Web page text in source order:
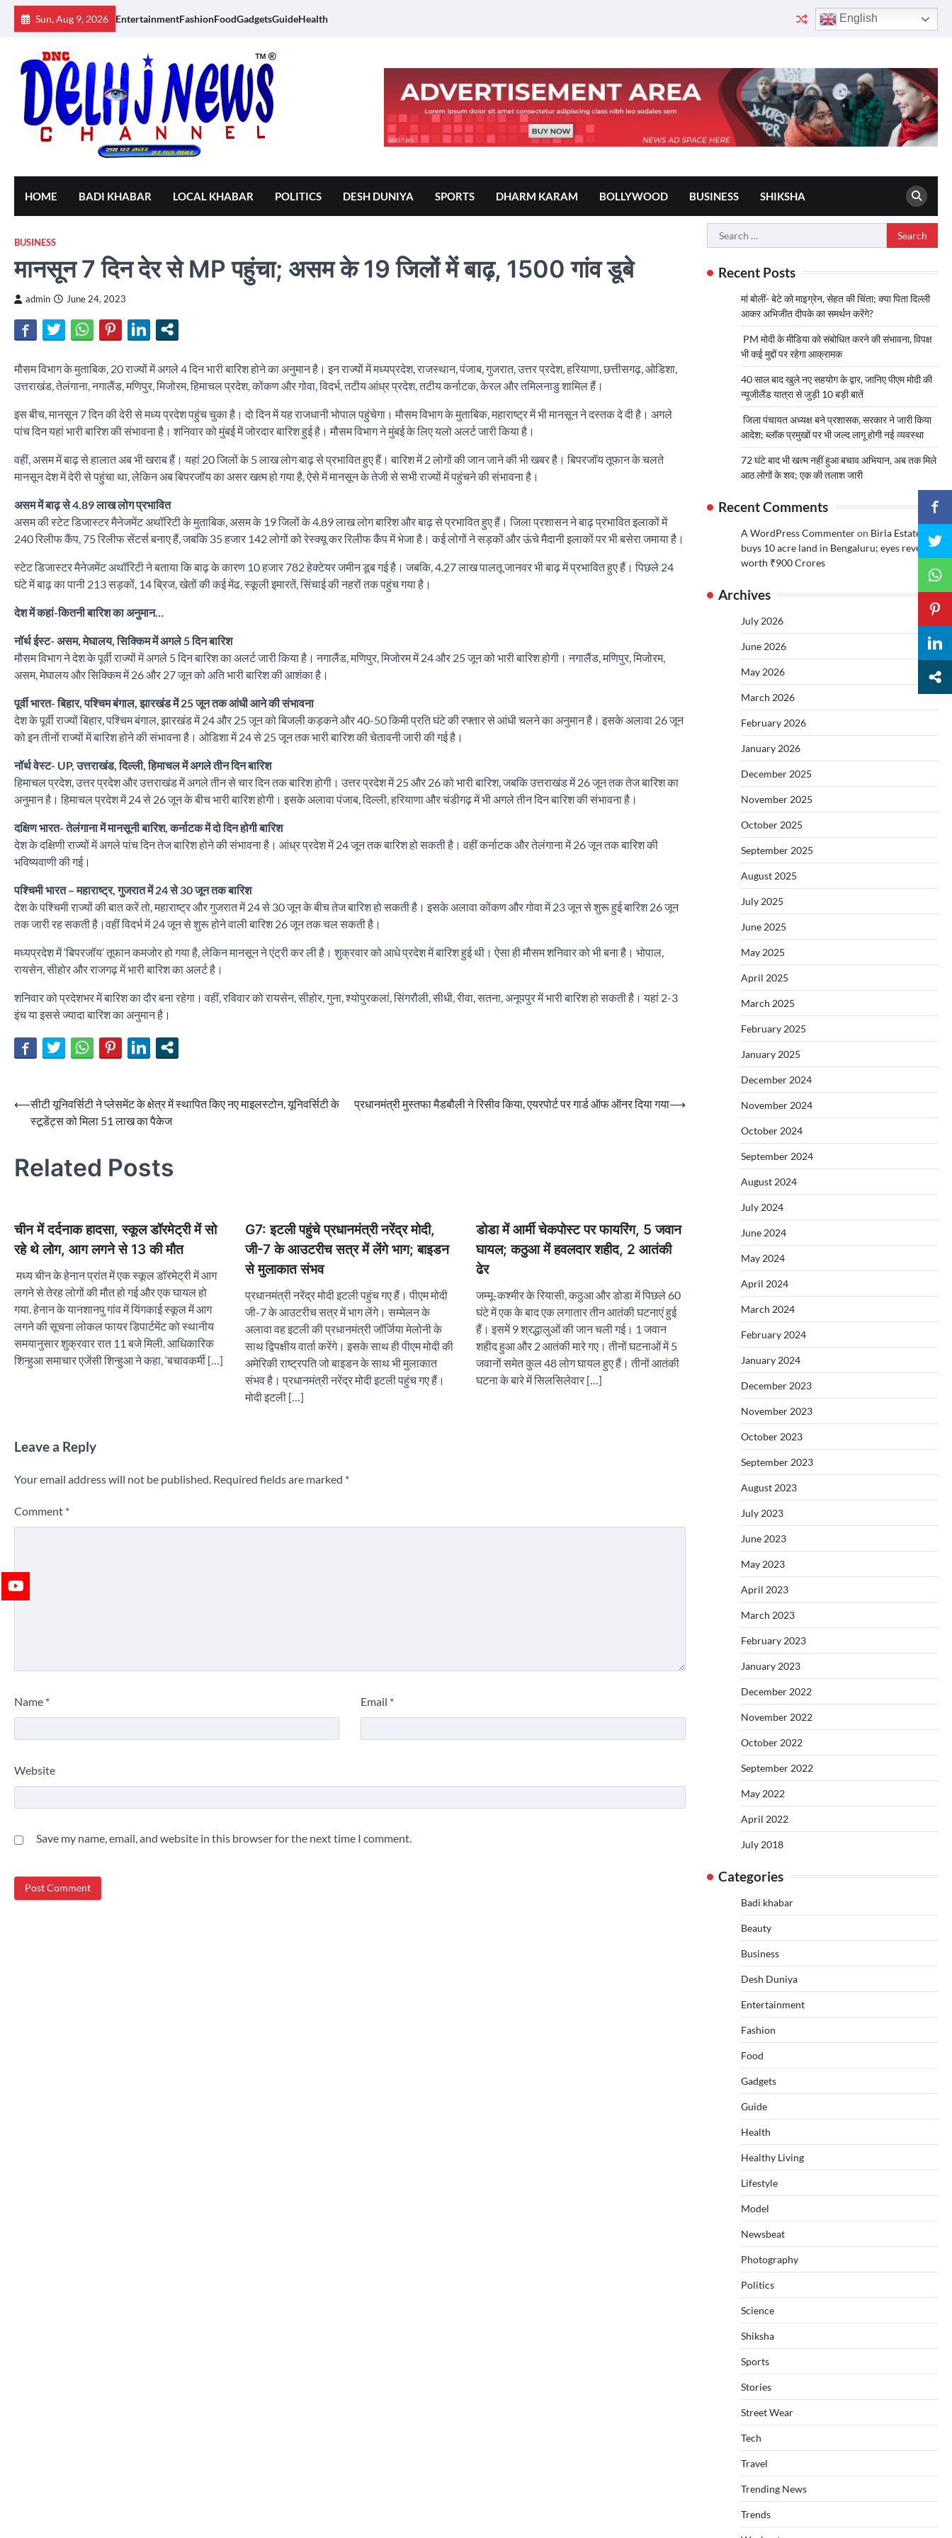
Skip
Sun, Aug 9, 2026 EntertainmentFashionFoodGadgetsGuideHealth English
HOME BADI KHABAR LOCAL KHABAR POLITICS DESH DUNIYA SPORTS DHARM KARAM BOLLYWOOD BUSINESS SHIKSHA
BUSINESS
मानसून 7 दिन देर से MP पहुंचा; असम के 19 जिलों में बाढ़, 1500 गांव डूबे
admin June 24, 2023
मौसम विभाग के मुताबिक, 20 राज्यों में अगले 4 दिन भारी बारिश होने का अनुमान है। इन राज्यों में मध्यप्रदेश, राजस्थान, पंजाब, गुजरात, उत्तर प्रदेश, हरियाणा, छत्तीसगढ़, ओडिशा,
उत्तराखंड, तेलंगाना, नगालैंड, मणिपुर, मिजोरम, हिमाचल प्रदेश, कोंकण और गोवा, विदर्भ, तटीय आंध्र प्रदेश, तटीय कर्नाटक, केरल और तमिलनाडु शामिल हैं।
इस बीच, मानसून 7 दिन की देरी से मध्य प्रदेश पहुंच चुका है। दो दिन में यह राजधानी भोपाल पहुंचेगा। मौसम विभाग के मुताबिक, महाराष्ट्र में भी मानसून ने दस्तक दे दी है। अगले
पांच दिन यहां भारी बारिश की संभावना है। शनिवार को मुंबई में जोरदार बारिश हुई है। मौसम विभाग ने मुंबई के लिए यलो अलर्ट जारी किया है।
वहीं, असम में बाढ़ से हालात अब भी खराब हैं। यहां 20 जिलों के 5 लाख लोग बाढ़ से प्रभावित हुए हैं। बारिश में 2 लोगों की जान जाने की भी खबर है। बिपरजॉय तूफान के चलते
मानसून देश में देरी से पहुंचा था, लेकिन अब बिपरजॉय का असर खत्म हो गया है, ऐसे में मानसून के तेजी से सभी राज्यों में पहुंचने की संभावना है।
असम में बाढ़ से 4.89 लाख लोग प्रभावित
असम की स्टेट डिजास्टर मैनेजमेंट अथॉरिटी के मुताबिक, असम के 19 जिलों के 4.89 लाख लोग बारिश और बाढ़ से प्रभावित हुए हैं। जिला प्रशासन ने बाढ़ प्रभावित इलाकों में
240 रिलीफ कैंप, 75 रिलीफ सेंटर्स बनाए हैं, जबकि 35 हजार 142 लोगों को रेस्क्यू कर रिलीफ कैंप में भेजा है। कई लोगों ने सड़कों और ऊंचे मैदानी इलाकों पर भी बसेरा जमाया है।
स्टेट डिजास्टर मैनेजमेंट अथॉरिटी ने बताया कि बाढ़ के कारण 10 हजार 782 हेक्टेयर जमीन डूब गई है। जबकि, 4.27 लाख पालतू जानवर भी बाढ़ में प्रभावित हुए हैं। पिछले 24
घंटे में बाढ़ का पानी 213 सड़कों, 14 ब्रिज, खेतों की कई मेंढ, स्कूली इमारतें, सिंचाई की नहरों तक पहुंच गया है।
देश में कहां-कितनी बारिश का अनुमान…
नॉर्थ ईस्ट- असम, मेघालय, सिक्किम में अगले 5 दिन बारिश
मौसम विभाग ने देश के पूर्वी राज्यों में अगले 5 दिन बारिश का अलर्ट जारी किया है। नगालैंड, मणिपुर, मिजोरम में 24 और 25 जून को भारी बारिश होगी। नगालैंड, मणिपुर, मिजोरम,
असम, मेघालय और सिक्किम में 26 और 27 जून को अति भारी बारिश की आशंका है।
पूर्वी भारत- बिहार, पश्चिम बंगाल, झारखंड में 25 जून तक आंधी आने की संभावना
देश के पूर्वी राज्यों बिहार, पश्चिम बंगाल, झारखंड में 24 और 25 जून को बिजली कड़कने और 40-50 किमी प्रति घंटे की रफ्तार से आंधी चलने का अनुमान है। इसके अलावा 26 जून
को इन तीनों राज्यों में बारिश होने की संभावना है। ओडिशा में 24 से 25 जून तक भारी बारिश की चेतावनी जारी की गई है।
नॉर्थ वेस्ट- UP, उत्तराखंड, दिल्ली, हिमाचल में अगले तीन दिन बारिश
हिमाचल प्रदेश, उत्तर प्रदेश और उत्तराखंड में अगले तीन से चार दिन तक बारिश होगी। उत्तर प्रदेश में 25 और 26 को भारी बारिश, जबकि उत्तराखंड में 26 जून तक तेज बारिश का
अनुमान है। हिमाचल प्रदेश में 24 से 26 जून के बीच भारी बारिश होगी। इसके अलावा पंजाब, दिल्ली, हरियाणा और चंडीगढ़ में भी अगले तीन दिन बारिश की संभावना है।
दक्षिण भारत- तेलंगाना में मानसूनी बारिश, कर्नाटक में दो दिन होगी बारिश
देश के दक्षिणी राज्यों में अगले पांच दिन तेज बारिश होने की संभावना है। आंध्र प्रदेश में 24 जून तक बारिश हो सकती है। वहीं कर्नाटक और तेलंगाना में 26 जून तक बारिश की
भविष्यवाणी की गई।
पश्चिमी भारत – महाराष्ट्र, गुजरात में 24 से 30 जून तक बारिश
देश के पश्चिमी राज्यों की बात करें तो, महाराष्ट्र और गुजरात में 24 से 30 जून के बीच तेज बारिश हो सकती है। इसके अलावा कोंकण और गोवा में 23 जून से शुरू हुई बारिश 26 जून
तक जारी रह सकती है।वहीं विदर्भ में 24 जून से शुरू होने वाली बारिश 26 जून तक चल सकती है।
मध्यप्रदेश में ‘बिपरजॉय’ तूफान कमजोर हो गया है, लेकिन मानसून ने एंट्री कर ली है। शुक्रवार को आधे प्रदेश में बारिश हुई थी। ऐसा ही मौसम शनिवार को भी बना है। भोपाल,
रायसेन, सीहोर और राजगढ़ में भारी बारिश का अलर्ट है।
शनिवार को प्रदेशभर में बारिश का दौर बना रहेगा। वहीं, रविवार को रायसेन, सीहोर, गुना, श्योपुरकलां, सिंगरौली, सीधी, रीवा, सतना, अनूपपुर में भारी बारिश हो सकती है। यहां 2-3
इंच या इससे ज्यादा बारिश का अनुमान है।
Post
navigation
⟵सीटी यूनिवर्सिटी ने प्लेसमेंट के क्षेत्र में स्थापित किए नए माइलस्टोन, यूनिवर्सिटी के
स्टूडेंट्स को मिला 51 लाख का पैकेज
प्रधानमंत्री मुस्तफा मैडबौली ने रिसीव किया, एयरपोर्ट पर गार्ड ऑफ ऑनर दिया गया⟶
Related Posts
चीन में दर्दनाक हादसा, स्कूल डॉरमेट्री में सो
रहे थे लोग, आग लगने से 13 की मौत
मध्य चीन के हेनान प्रांत में एक स्कूल डॉरमेट्री में आग
लगने से तेरह लोगों की मौत हो गई और एक घायल हो
गया. हेनान के यानशानपु गांव में यिंगकाई स्कूल में आग
लगने की सूचना लोकल फायर डिपार्टमेंट को स्थानीय
समयानुसार शुक्रवार रात 11 बजे मिली. आधिकारिक
शिन्हुआ समाचार एजेंसी शिन्हुआ ने कहा, ‘बचावकर्मी […]
G7: इटली पहुंचे प्रधानमंत्री नरेंद्र मोदी,
जी-7 के आउटरीच सत्र में लेंगे भाग; बाइडन
से मुलाकात संभव
प्रधानमंत्री नरेंद्र मोदी इटली पहुंच गए हैं। पीएम मोदी
जी-7 के आउटरीच सत्र में भाग लेंगे। सम्मेलन के
अलावा वह इटली की प्रधानमंत्री जॉर्जिया मेलोनी के
साथ द्विपक्षीय वार्ता करेंगे। इसके साथ ही पीएम मोदी की
अमेरिकी राष्ट्रपति जो बाइडन के साथ भी मुलाकात
संभव है। प्रधानमंत्री नरेंद्र मोदी इटली पहुंच गए हैं।
मोदी इटली […]
डोडा में आर्मी चेकपोस्ट पर फायरिंग, 5 जवान
घायल; कठुआ में हवलदार शहीद, 2 आतंकी
ढेर
जम्मू-कश्मीर के रियासी, कठुआ और डोडा में पिछले 60
घंटे में एक के बाद एक लगातार तीन आतंकी घटनाएं हुई
हैं। इसमें 9 श्रद्धालुओं की जान चली गई। 1 जवान
शहीद हुआ और 2 आतंकी मारे गए। तीनों घटनाओं में 5
जवानों समेत कुल 48 लोग घायल हुए हैं। तीनों आतंकी
घटना के बारे में सिलसिलेवार […]
Leave a Reply
Your email address will not be published. Required fields are marked *
Comment *
Name * Email *
Website
Save my name, email, and website in this browser for the next time I comment.
Search
for:
Recent Posts
मां बोलीं- बेटे को माइग्रेन, सेहत की चिंता; क्या पिता दिल्ली
आकर अभिजीत दीपके का समर्थन करेंगे?
PM मोदी के मीडिया को संबोधित करने की संभावना, विपक्ष
भी कई मुद्दों पर रहेगा आक्रामक
40 साल बाद खुले नए सहयोग के द्वार, जानिए पीएम मोदी की
न्यूजीलैंड यात्रा से जुड़ी 10 बड़ी बातें
जिला पंचायत अध्यक्ष बने प्रशासक, सरकार ने जारी किया
आदेश; ब्लॉक प्रमुखों पर भी जल्द लागू होगी नई व्यवस्था
72 घंटे बाद भी खत्म नहीं हुआ बचाव अभियान, अब तक मिले
आठ लोगों के शव; एक की तलाश जारी
Recent Comments
A WordPress Commenteron Birla Estates
buys 10 acre land in Bengaluru; eyes revenue
worth ₹900 Crores
Archives
July 2026
June 2026
May 2026
March 2026
February 2026
January 2026
December 2025
November 2025
October 2025
September 2025
August 2025
July 2025
June 2025
May 2025
April 2025
March 2025
February 2025
January 2025
December 2024
November 2024
October 2024
September 2024
August 2024
July 2024
June 2024
May 2024
April 2024
March 2024
February 2024
January 2024
December 2023
November 2023
October 2023
September 2023
August 2023
July 2023
June 2023
May 2023
April 2023
March 2023
February 2023
January 2023
December 2022
November 2022
October 2022
September 2022
May 2022
April 2022
July 2018
Categories
Badi khabar
Beauty
Business
Desh Duniya
Entertainment
Fashion
Food
Gadgets
Guide
Health
Healthy Living
Lifestyle
Model
Newsbeat
Photography
Politics
Science
Shiksha
Sports
Stories
Street Wear
Tech
Travel
Trending News
Trends